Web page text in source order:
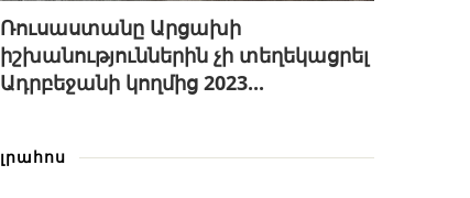
Ռուսաստանը Արցախի
իշխանություններին չի տեղեկացրել
Ադրբեջանի կողմից 2023...
լրահոս